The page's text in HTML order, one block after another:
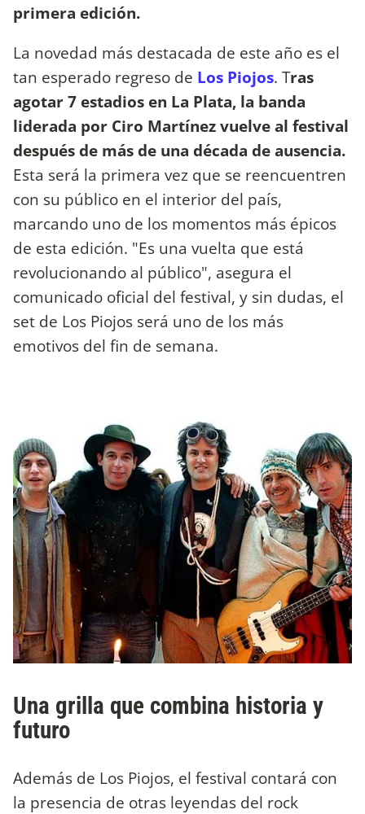
primera edición.
La novedad más destacada de este año es el
tan esperado regreso de Los Piojos. Tras
agotar 7 estadios en La Plata, la banda
liderada por Ciro Martínez vuelve al festival
después de más de una década de ausencia.
Esta será la primera vez que se reencuentren
con su público en el interior del país,
marcando uno de los momentos más épicos
de esta edición. "Es una vuelta que está
revolucionando al público", asegura el
comunicado oficial del festival, y sin dudas, el
set de Los Piojos será uno de los más
emotivos del fin de semana.
Una grilla que combina historia y
futuro
Además de Los Piojos, el festival contará con
la presencia de otras leyendas del rock